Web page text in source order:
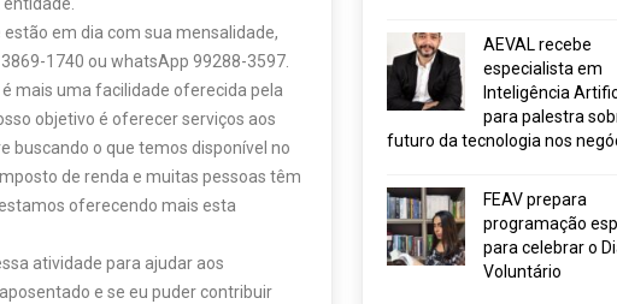
entidade.
em dia com sua mensalidade,
1740 ou whatsApp 99288-3597.
mais uma facilidade oferecida pela
objetivo é oferecer serviços aos
buscando o que temos disponível no
de renda e muitas pessoas têm
oferecendo mais esta
atividade para ajudar aos
e se eu puder contribuir
AEVAL recebe
especialista em
Inteligência
para palestra
futuro da tecnologia nos
FEAV prepara
programação
para celebrar o
Voluntário